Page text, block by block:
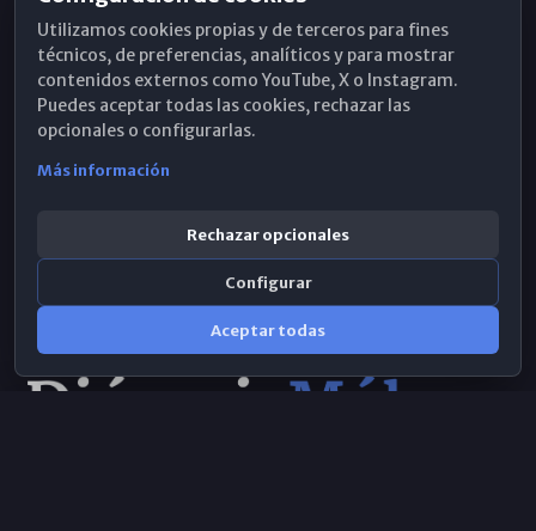
Hemeroteca
WhatsApp
Utilizamos cookies propias y de terceros para fines
técnicos, de preferencias, analíticos y para mostrar
contenidos externos como YouTube, X o Instagram.
Puedes aceptar todas las cookies, rechazar las
opcionales o configurarlas.
Más información
Rechazar opcionales
Configurar
Aceptar todas